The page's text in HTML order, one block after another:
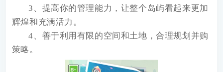
3、提高你的管理能力，让整个岛屿看起来更加
辉煌和充满活力。
4、善于利用有限的空间和土地，合理规划并购
策略。